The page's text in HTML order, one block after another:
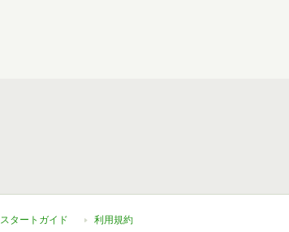
スタートガイド 利用規約